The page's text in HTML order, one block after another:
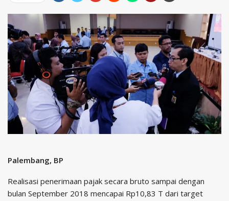
Palembang, BP
Realisasi penerimaan pajak secara bruto sampai dengan
bulan September 2018 mencapai Rp10,83 T dari target